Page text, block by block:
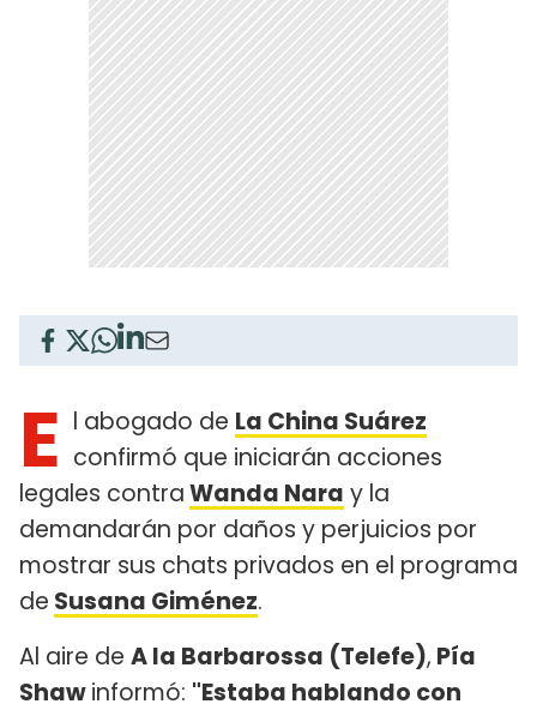
E l abogado de La China Suárez
confirmó que iniciarán acciones
legales contraWanda Nara y la
demandarán por daños y perjuicios por
mostrar sus chats privados en el programa
de Susana Giménez.
Al aire de A la Barbarossa (Telefe), Pía
Shawinformó: "Estaba hablando con